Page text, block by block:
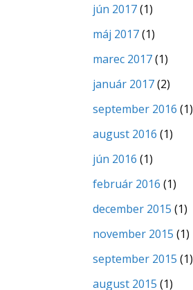
jún 2017(1)
máj 2017(1)
marec 2017(1)
január 2017(2)
september 2016 (1)
august 2016 (1)
jún 2016 (1)
február 2016 (1)
december 2015 (1)
november 2015 (1)
september 2015 (1)
august 2015 (1)